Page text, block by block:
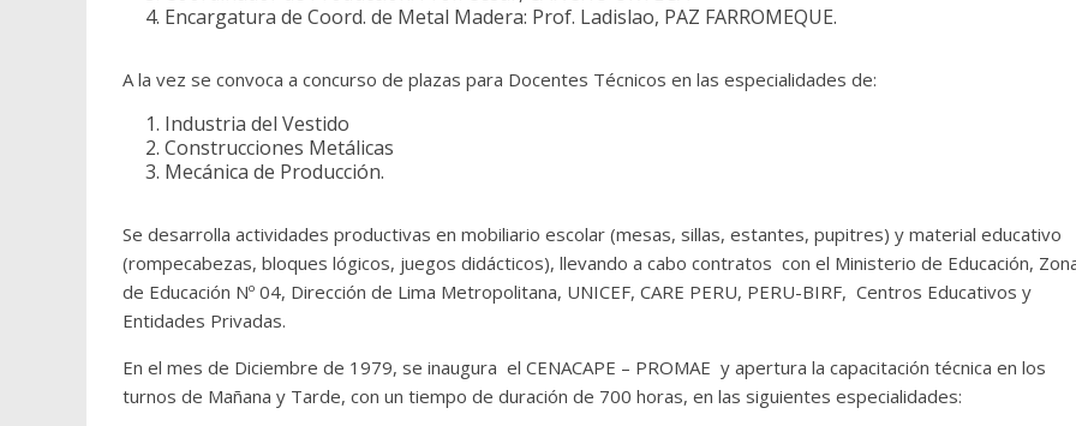
Encargatura de Coord. de Metal Madera: Prof. Ladislao, PAZ FARROMEQUE.
A la vez se convoca a concurso de plazas para Docentes Técnicos en las especialidades de:
Industria del Vestido
Construcciones Metálicas
Mecánica de Producción.
Se desarrolla actividades productivas en mobiliario escolar (mesas, sillas, estantes, pupitres) y material educativo
(rompecabezas, bloques lógicos, juegos didácticos), llevando a cabo contratos con el Ministerio de Educación,
de Educación Nº 04, Dirección de Lima Metropolitana, UNICEF, CARE PERU, PERU-BIRF, Centros Educativos y
Entidades Privadas.
En el mes de Diciembre de 1979, se inaugura el CENACAPE – PROMAE y apertura la capacitación técnica en los
turnos de Mañana y Tarde, con un tiempo de duración de 700 horas, en las siguientes especialidades: